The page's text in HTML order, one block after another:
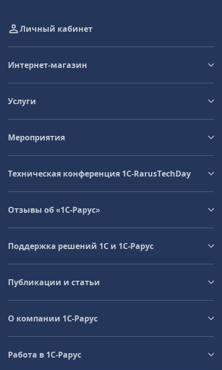
Личный кабинет
Интернет-магазин
Услуги
Мероприятия
Техническая конференция 1C‑RarusTechDay
Отзывы об «1С-Рарус»
Поддержка решений 1С и 1С‑Рарус
Публикации и статьи
О компании 1C-Рарус
Работа в 1С‑Рарус